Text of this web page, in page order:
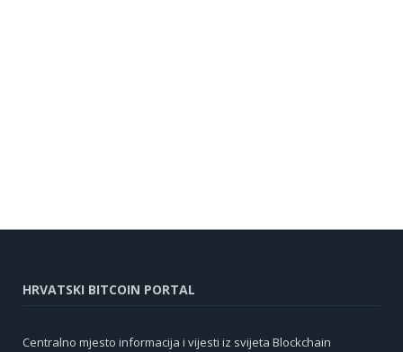
HRVATSKI BITCOIN PORTAL
Centralno mjesto informacija i vijesti iz svijeta Blockchain